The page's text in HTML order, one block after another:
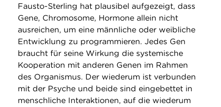
Fausto-Sterling hat plausibel aufgezeigt, dass
Gene, Chromosome, Hormone allein nicht
ausreichen, um eine männliche oder weibliche
Entwicklung zu programmieren. Jedes Gen
braucht für seine Wirkung die systemische
Kooperation mit anderen Genen im Rahmen
des Organismus. Der wiederum ist verbunden
mit der Psyche und beide sind eingebettet in
menschliche Interaktionen, auf die wiederum